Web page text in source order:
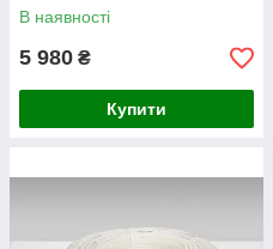
В наявності
5 980 ₴
Купити